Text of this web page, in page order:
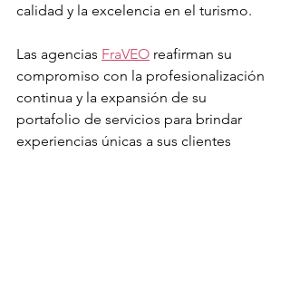
calidad y la excelencia en el turismo.
Las agencias FraVEO reafirman su
compromiso con la profesionalización
continua y la expansión de su
portafolio de servicios para brindar
experiencias únicas a sus clientes